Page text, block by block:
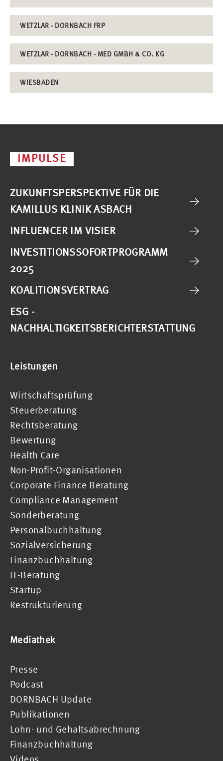
WETZLAR - DORNBACH FRP
WETZLAR - DORNBACH - MED GMBH & CO. KG
WIESBADEN
IMPULSE
ZUKUNFTSPERSPEKTIVE FÜR DIE
KAMILLUS KLINIK ASBACH
INFLUENCER IM VISIER
INVESTITIONSSOFORTPROGRAMM
2025
KOALITIONSVERTRAG
ESG -
NACHHALTIGKEITSBERICHTERSTATTUNG
Leistungen
Wirtschaftsprüfung
Steuerberatung
Rechtsberatung
Bewertung
Health Care
Non-Profit-Organisationen
Corporate Finance Beratung
Compliance Management
Sonderberatung
Personalbuchhaltung
Sozialversicherung
Finanzbuchhaltung
IT-Beratung
Startup
Restrukturierung
Mediathek
Presse
Podcast
DORNBACH Update
Publikationen
Lohn- und Gehaltsabrechnung
Finanzbuchhaltung
Videos